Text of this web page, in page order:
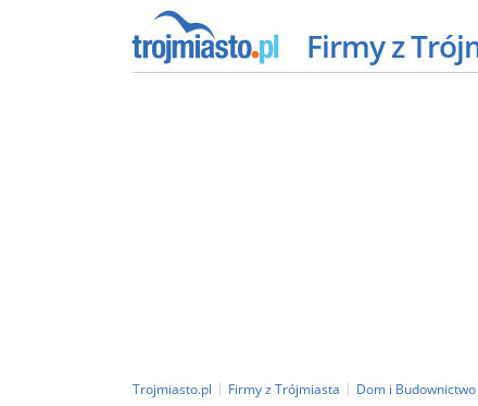
Firmy z
Trojmiasto.pl Firmy z Trójmiasta Dom i Budownictwo